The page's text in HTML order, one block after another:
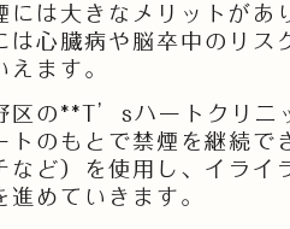
には大きなメリットがあ
は心臓病や脳卒中のリス
えます。
区の**T’sハートクリニ
トのもとで禁煙を継続
など）を使用し、イラ
進めていきます。